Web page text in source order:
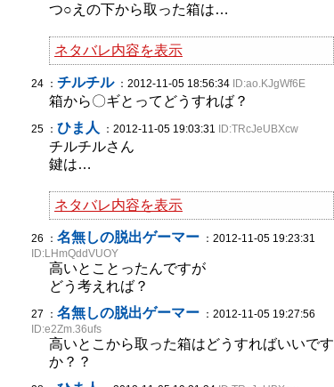
つ○えの下から取った箱は…
ネタバレ内容を表示
24 ： チルチル：2012-11-05 18:56:34 ID:ao.KJgWf6E
箱から〇ギとってどうすれば？
25 ： ひま人 ：2012-11-05 19:03:31 ID:TRcJeUBXcw
チルチルさん
鍵は…
ネタバレ内容を表示
26 ： 名無しの脱出ゲーマー ：2012-11-05 19:23:31
ID:LHmQddVUOY
高いとことったんですが
どう考えれば？
27 ： 名無しの脱出ゲーマー ：2012-11-05 19:27:56
ID:e2Zm.36ufs
高いとこから取った箱はどうすればいいです
か？？